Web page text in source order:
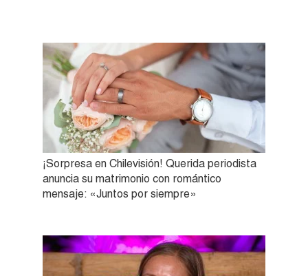
¡Sorpresa en Chilevisión! Querida periodista
anuncia su matrimonio con romántico
mensaje: «Juntos por siempre»